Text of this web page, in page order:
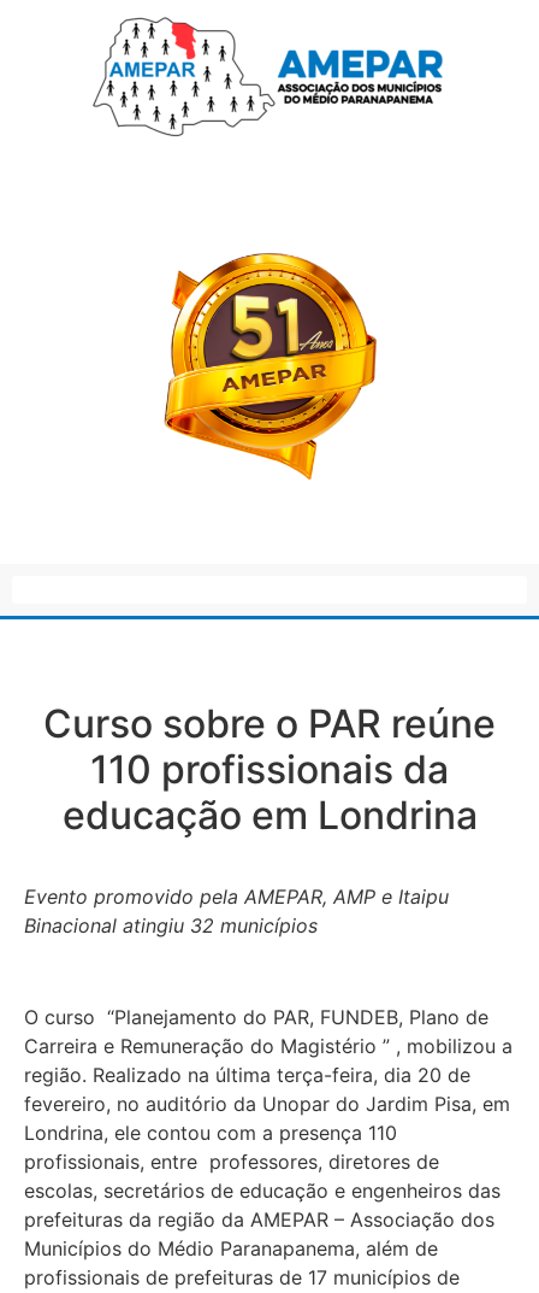
Curso sobre o PAR reúne
110 profissionais da
educação em Londrina
Evento promovido pela AMEPAR, AMP e Itaipu
Binacional atingiu 32 municípios
O curso “Planejamento do PAR, FUNDEB, Plano de
Carreira e Remuneração do Magistério ” , mobilizou a
região. Realizado na última terça-feira, dia 20 de
fevereiro, no auditório da Unopar do Jardim Pisa, em
Londrina, ele contou com a presença 110
profissionais, entre professores, diretores de
escolas, secretários de educação e engenheiros das
prefeituras da região da AMEPAR – Associação dos
Municípios do Médio Paranapanema, além de
profissionais de prefeituras de 17 municípios de